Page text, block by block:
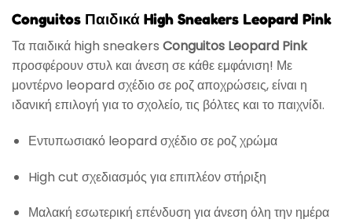
Conguitos Παιδικά High Sneakers Leopard Pink
Τα παιδικά high sneakers Conguitos Leopard Pink
προσφέρουν στυλ και άνεση σε κάθε εμφάνιση! Με
μοντέρνο leopard σχέδιο σε ροζ αποχρώσεις, είναι η
ιδανική επιλογή για το σχολείο, τις βόλτες και το παιχνίδι.
Εντυπωσιακό leopard σχέδιο σε ροζ χρώμα
High cut σχεδιασμός για επιπλέον στήριξη
Μαλακή εσωτερική επένδυση για άνεση όλη την ημέρα